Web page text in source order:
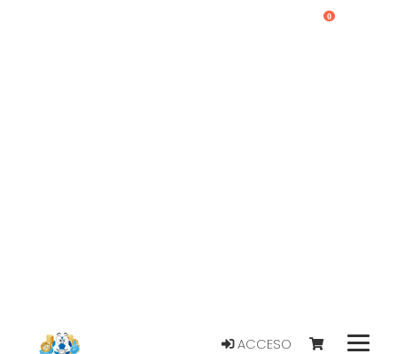
ACCESO
0